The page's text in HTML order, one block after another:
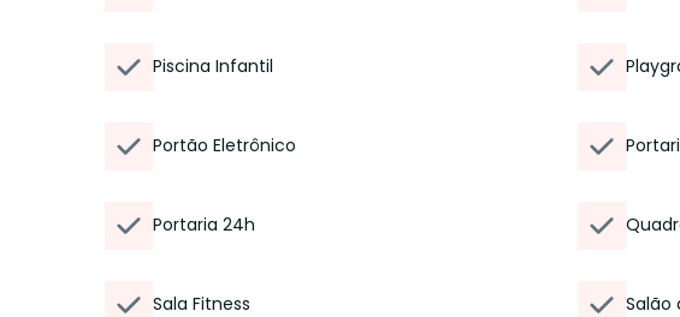
Piscina Infantil
Portão Eletrônico
Portaria 24h
Sala Fitness Salão